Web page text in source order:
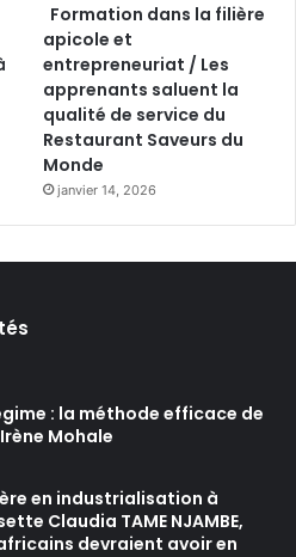
Formation dans la filière
apicole et
entrepreneuriat / Les
apprenants saluent la
qualité de service du
Restaurant Saveurs du
Monde
janvier 14, 2026
: la méthode efficace de
Mohale
en industrialisation à
Claudia TAME NJAMBE,
devraient avoir en